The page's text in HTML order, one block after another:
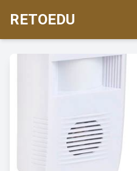
RETOEDU